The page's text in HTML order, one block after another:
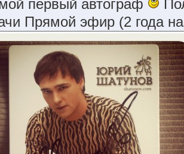
первый автограф
Прямой эфир (2 года